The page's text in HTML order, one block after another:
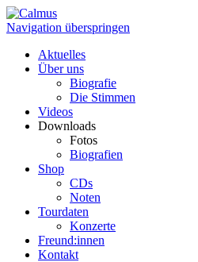
Navigation überspringen
Aktuelles
Über uns
Biografie
Die Stimmen
Videos
Downloads
Fotos
Biografien
Shop
CDs
Noten
Tourdaten
Konzerte
Freund:innen
Kontakt